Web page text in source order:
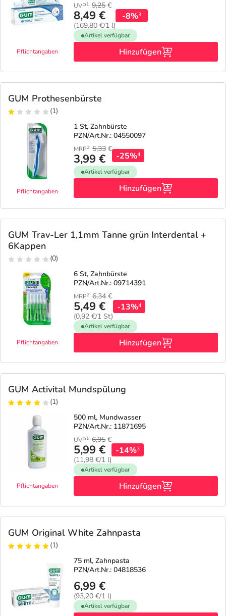
Pflichtangaben
UVP1 9,25 €
8,49 €
(169,80 €/1 l)
-8%3
Artikel verfügbar
Hinzufügen
GUM Prothesenbürste
(1)
Pflichtangaben
1 St, Zahnbürste
PZN/Art.Nr.: 04550097
MRP2 5,33 €
3,99 € -25%4
Artikel verfügbar
Hinzufügen
GUM Trav-Ler 1,1mm Tanne grün Interdental +
6Kappen
(0)
Pflichtangaben
6 St, Zahnbürste
PZN/Art.Nr.: 09714391
MRP2 6,34 €
5,49 €
(0,92 €/1 St)
-13%4
Artikel verfügbar
Hinzufügen
GUM Activital Mundspülung
(1)
Pflichtangaben
500 ml, Mundwasser
PZN/Art.Nr.: 11871695
UVP1 6,95 €
5,99 €
(11,98 €/1 l)
-14%3
Artikel verfügbar
Hinzufügen
GUM Original White Zahnpasta
(1)
75 ml, Zahnpasta
PZN/Art.Nr.: 04818536
6,99 €
(93,20 €/1 l)
Artikel verfügbar